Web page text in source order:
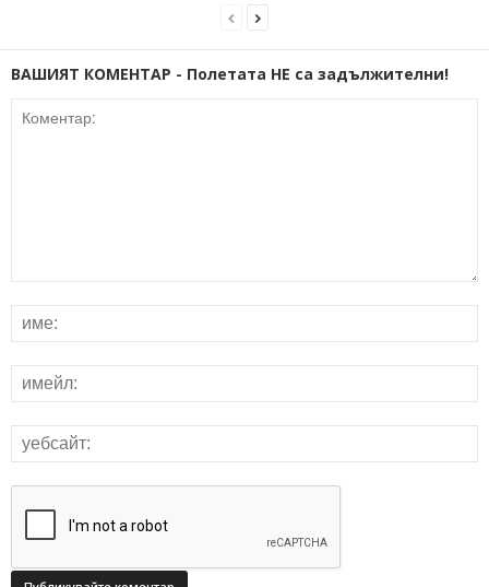
ВАШИЯТ КОМЕНТАР - Полетата НЕ са задължителни!